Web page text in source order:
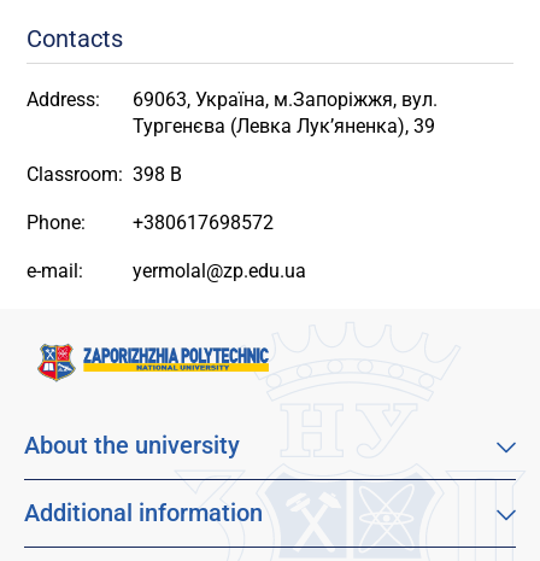
Contacts
Address:
69063, Україна, м.Запоріжжя, вул.
Тургенєва (Левка Лук’яненка), 39
Classroom: 398 В
Phone: +380617698572
e-mail: yermolal@zp.edu.ua
About the university
Mission, vision and values
Additional information